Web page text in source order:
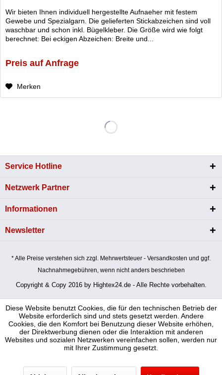
Wir bieten Ihnen individuell hergestellte Aufnaeher mit festem
Gewebe und Spezialgarn. Die gelieferten Stickabzeichen sind voll
waschbar und schon inkl. Bügelkleber. Die Größe wird wie folgt
berechnet: Bei eckigen Abzeichen: Breite und...
Preis auf Anfrage
Merken
Service Hotline
Netzwerk Partner
Informationen
Newsletter
* Alle Preise verstehen sich zzgl. Mehrwertsteuer - Versandkosten und ggf.
Nachnahmegebühren, wenn nicht anders beschrieben
Copyright & Copy 2016 by Hightex24.de - Alle Rechte vorbehalten.
Diese Website benutzt Cookies, die für den technischen Betrieb der
Website erforderlich sind und stets gesetzt werden. Andere
Cookies, die den Komfort bei Benutzung dieser Website erhöhen,
der Direktwerbung dienen oder die Interaktion mit anderen
Websites und sozialen Netzwerken vereinfachen sollen, werden nur
mit Ihrer Zustimmung gesetzt.